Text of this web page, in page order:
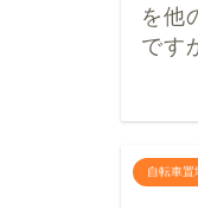
を他
です
自転車置